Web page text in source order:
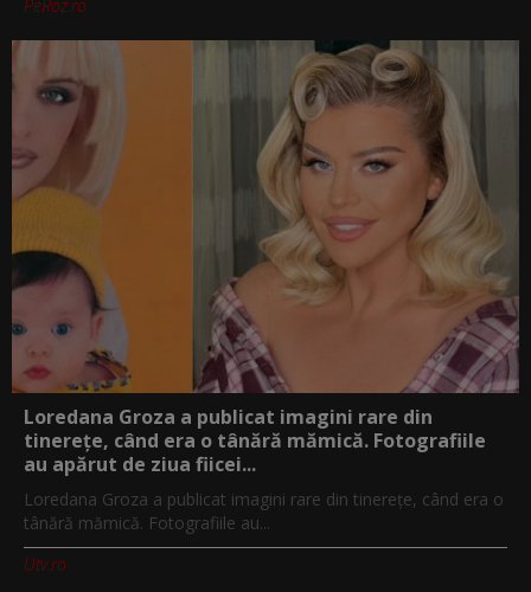
PeRoz.ro
Loredana Groza a publicat imagini rare din
tinerețe, când era o tânără mămică. Fotografiile
au apărut de ziua fiicei...
Loredana Groza a publicat imagini rare din tinerețe, când era o
tânără mămică. Fotografiile au...
Utv.ro